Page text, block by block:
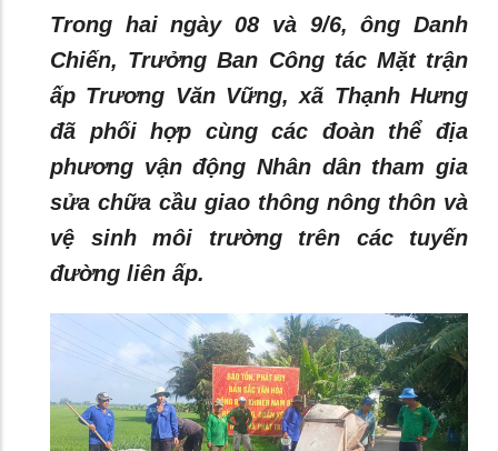
Trong hai ngày 08 và 9/6, ông Danh
Chiến, Trưởng Ban Công tác Mặt trận
ấp Trương Văn Vững, xã Thạnh Hưng
đã phối hợp cùng các đoàn thể địa
phương vận động Nhân dân tham gia
sửa chữa cầu giao thông nông thôn và
vệ sinh môi trường trên các tuyến
đường liên ấp.